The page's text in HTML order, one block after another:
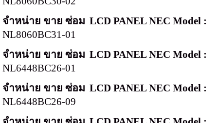
จำหน่าย ขาย ซ่อม LCD PANEL NEC Model :
NL8060BC31-01
จำหน่าย ขาย ซ่อม LCD PANEL NEC Model :
NL6448BC26-01
จำหน่าย ขาย ซ่อม LCD PANEL NEC Model :
NL6448BC26-09